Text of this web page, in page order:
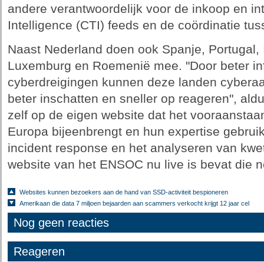
andere verantwoordelijk voor de inkoop en
Intelligence (CTI) feeds en de coördinatie
Naast Nederland doen ook Spanje,
Luxemburg en Roemenië mee. "Door beter
cyberdreigingen kunnen deze landen
beter inschatten en sneller op reageren",
zelf op de eigen website dat het
Europa bijeenbrengt en hun expertise
incident response en het analyseren van
website van het ENSOC nu live is bevat die
Websites kunnen bezoekers aan de hand van SSD-activiteit bespioneren
Amerikaan die data 7 miljoen bejaarden aan scammers verkocht krijgt 12 jaar cel
Nog geen reacties
Reageren